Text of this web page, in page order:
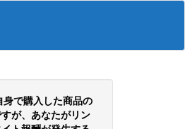
で購入した商品の
が、あなたがリン